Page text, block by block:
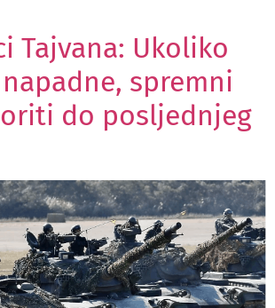
Tajvana: Ukoliko
spremni
do posljednjeg